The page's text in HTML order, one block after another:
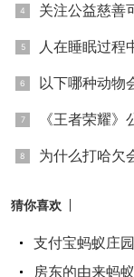
关注公益慈善可
人在睡眠过程中
以下哪种动物
《王者荣耀
为什么打哈欠
猜你喜欢
支付宝蚂蚁庄
房东的由来蚂